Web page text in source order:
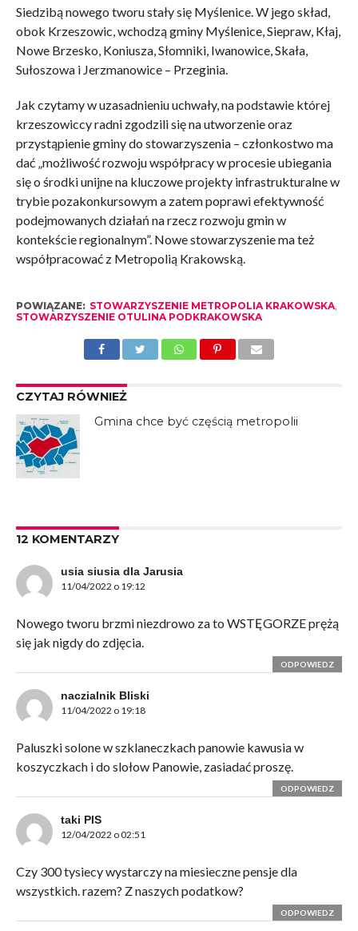
Siedzibą nowego tworu stały się Myślenice. W jego skład,
obok Krzeszowic, wchodzą gminy Myślenice, Siepraw, Kłaj,
Nowe Brzesko, Koniusza, Słomniki, Iwanowice, Skała,
Sułoszowa i Jerzmanowice – Przeginia.
Jak czytamy w uzasadnieniu uchwały, na podstawie której
krzeszowiccy radni zgodzili się na utworzenie oraz
przystąpienie gminy do stowarzyszenia – członkostwo ma
dać „możliwość rozwoju współpracy w procesie ubiegania
się o środki unijne na kluczowe projekty infrastrukturalne w
trybie pozakonkursowym a zatem poprawi efektywność
podejmowanych działań na rzecz rozwoju gmin w
kontekście regionalnym”. Nowe stowarzyszenie ma też
współpracować z Metropolią Krakowską.
POWIĄZANE: STOWARZYSZENIE METROPOLIA KRAKOWSKA,
STOWARZYSZENIE OTULINA PODKRAKOWSKA
CZYTAJ RÓWNIEŻ
Gmina chce być częścią metropolii
12 KOMENTARZY
usia siusia dla Jarusia
11/04/2022 o 19:12
Nowego tworu brzmi niezdrowo za to WSTĘGORZE prężą
się jak nigdy do zdjęcia.
ODPOWIEDZ
naczialnik Bliski
11/04/2022 o 19:18
Paluszki solone w szklaneczkach panowie kawusia w
koszyczkach i do slołow Panowie, zasiadać proszę.
ODPOWIEDZ
taki PIS
12/04/2022 o 02:51
Czy 300 tysiecy wystarczy na miesieczne pensje dla
wszystkich. razem? Z naszych podatkow?
ODPOWIEDZ